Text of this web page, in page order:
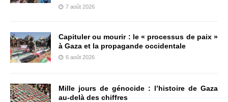
7 août 2026
Capituler ou mourir : le « processus de paix »
à Gaza et la propagande occidentale
6 août 2026
Mille jours de génocide : l’histoire de Gaza
au-delà des chiffres